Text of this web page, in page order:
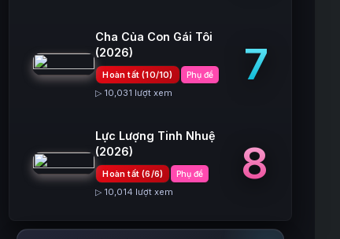
Cha Của Con Gái Tôi
(2026)
Hoàn tất (10/10) Phụ đề
▷ 10,031 lượt xem
7
Lực Lượng Tinh Nhuệ
(2026)
Hoàn tất (6/6) Phụ đề
▷ 10,014 lượt xem
8